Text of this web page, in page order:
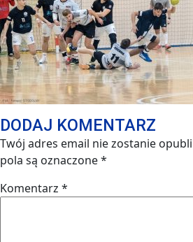
DODAJ KOMENTARZ
Twój adres email nie zostanie
pola są oznaczone*
Komentarz *